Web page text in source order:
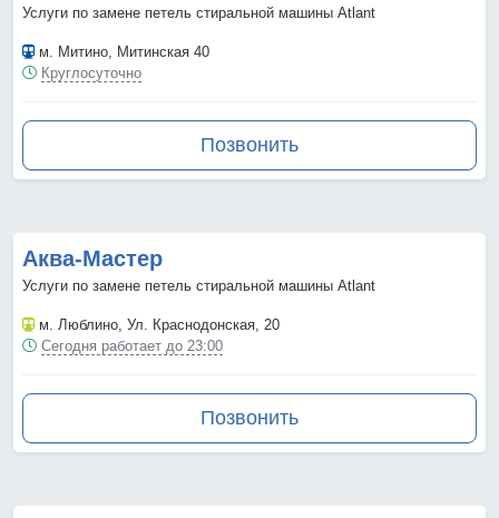
Услуги по замене петель стиральной машины Atlant
м. Митино, Митинская 40
Круглосуточно
Позвонить
Аква-Мастер
Услуги по замене петель стиральной машины Atlant
м. Люблино, Ул. Краснодонская, 20
Сегодня работает до 23:00
Позвонить